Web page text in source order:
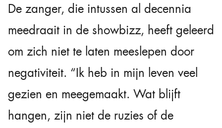
De zanger, die intussen al decennia
meedraait in de showbizz, heeft geleerd
om zich niet te laten meeslepen door
negativiteit. “Ik heb in mijn leven veel
gezien en meegemaakt. Wat blijft
hangen, zijn niet de ruzies of de